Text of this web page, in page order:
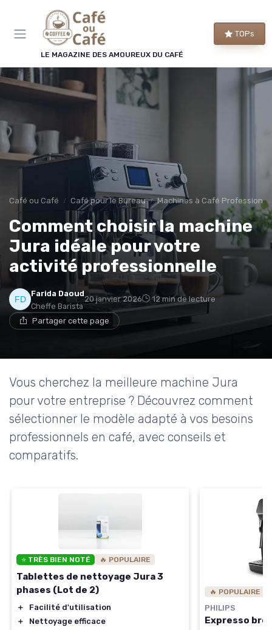
LE MAGAZINE DES AMOUREUX DU CAFÉ
TOPs
Café ou Café Café pour le Bureau Machines à Café
Comment choisir la machine
Jura idéale pour votre
activité professionnelle
Farida Daoud
Cheffe Barista
20 janvier 2026 12 min de lecture
Partager cette page
Vous cherchez la meilleure machine Jura
pour votre entreprise ? Découvrez comment
sélectionner le modèle adapté à vos besoins
professionnels en café, avec conseils et
comparatifs.
⭐ TRÈS BIEN NOTÉ 🔥 POPULAIRE
Tablettes de nettoyage Jura 3
phases (Lot de 2)
＋
Facilité d'utilisation
＋
Nettoyage efficace
🔥 POPULAIRE
PHILIPS
Expresso
Panneau de gestion des cookies